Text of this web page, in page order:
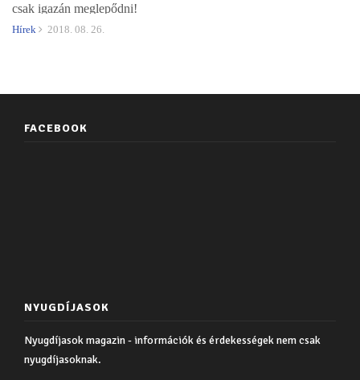
csak igazán meglepődni!
Hírek 2018. 08. 26.
FACEBOOK
NYUGDÍJASOK
Nyugdíjasok magazin - információk és érdekességek nem csak
nyugdíjasoknak.